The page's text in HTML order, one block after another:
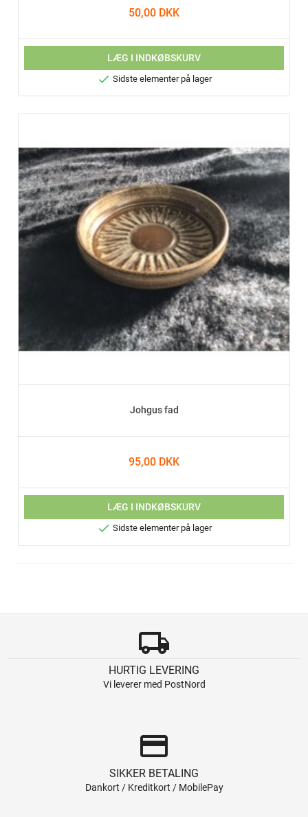
50,00 DKK
LÆG I INDKØBSKURV
 Sidste elementer på lager
Johgus fad
95,00 DKK
LÆG I INDKØBSKURV
 Sidste elementer på lager
local_shipping
HURTIG LEVERING
Vi leverer med PostNord
credit_card
SIKKER BETALING
Dankort / Kreditkort / MobilePay